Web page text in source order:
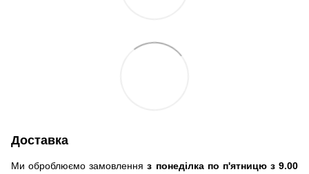
Доставка
Ми оброблюємо замовленняз понеділка по п'ятницю з 9.00